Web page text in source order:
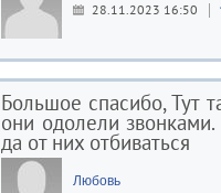
28.11.2023 16:50
Большое спасибо, Тут
они одолели звонками.
да от них отбиваться
Любовь